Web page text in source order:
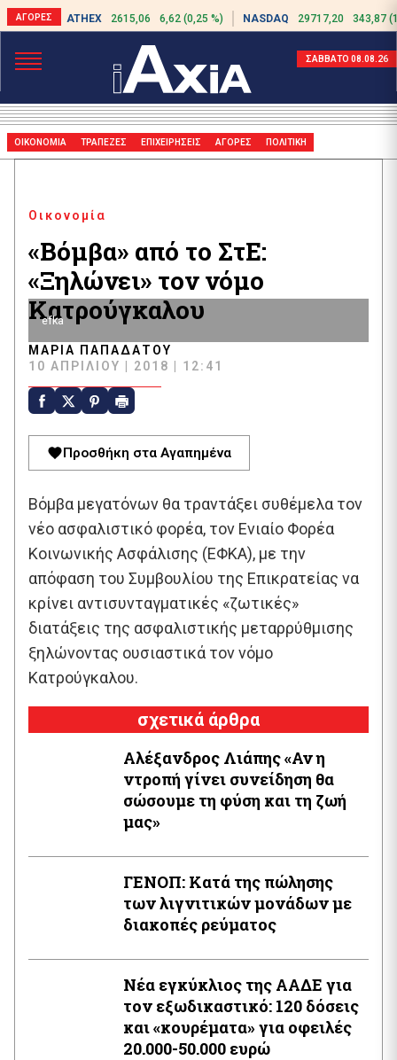
ATHEX 2615,06 6,62 (0,25 %) NASDAQ 29717,20 343,87
ΣΑΒΒΑΤΟ 08.08.26
ΟΙΚΟΝΟΜΙΑ ΤΡΑΠΕΖΕΣ ΕΠΙΧΕΙΡΗΣΕΙΣ ΑΓΟΡΕΣ ΠΟΛΙΤΙΚΗ
Οικονομία
«Βόμβα» από το ΣτΕ:
«Ξηλώνει» τον νόμο
Κατρούγκαλου
efka
ΜΑΡΊΑ ΠΑΠΑΔΆΤΟΥ
10 ΑΠΡΙΛΊΟΥ | 2018 | 12:41
Προσθήκη στα Αγαπημένα
Βόμβα μεγατόνων θα τραντάξει συθέμελα τον
νέο ασφαλιστικό φορέα, τον Ενιαίο Φορέα
Κοινωνικής Ασφάλισης (ΕΦΚΑ), με την
απόφαση του Συμβουλίου της Επικρατείας να
κρίνει αντισυνταγματικές «ζωτικές»
διατάξεις της ασφαλιστικής μεταρρύθμισης
ξηλώνοντας ουσιαστικά τον νόμο
Κατρούγκαλου.
σχετικά άρθρα
Αλέξανδρος Λιάπης «Αν η
ντροπή γίνει συνείδηση θα
σώσουμε τη φύση και τη ζωή
μας»
ΓΕΝΟΠ: Κατά της πώλησης
των λιγνιτικών μονάδων με
διακοπές ρεύματος
Νέα εγκύκλιος της ΑΑΔΕ για
τον εξωδικαστικό: 120 δόσεις
και «κουρέματα» για οφειλές
20.000-50.000 ευρώ